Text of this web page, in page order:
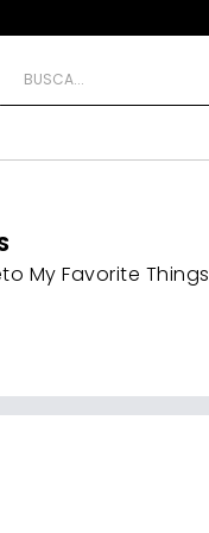
My Favorite Things